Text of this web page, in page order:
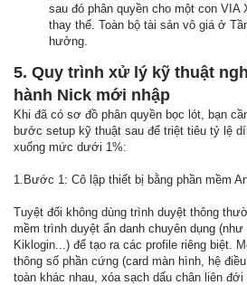
sau đó phân quyền cho một con VIA
thay thế. Toàn bộ tài sản vô giá ở
hưởng.
5. Quy trình xử lý kỹ thuật
hành Nick mới nhập
Khi đã có sơ đồ phân quyền bọc lót, bạn
bước setup kỹ thuật sau để triệt tiêu tỷ lệ
xuống mức dưới 1%:
1.Bước 1: Cô lập thiết bị bằng phần mềm
Tuyệt đối không dùng trình duyệt thông
mềm trình duyệt ẩn danh chuyên dụng (như
Kiklogin...) để tạo ra các profile riêng biệt.
thông số phần cứng (card màn hình, hệ
toàn khác nhau, xóa sạch dấu chân liên đới